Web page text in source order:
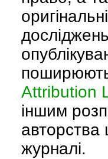
Attribution
іншим
авторства
журналі.